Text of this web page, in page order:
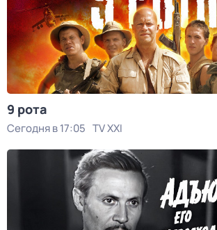
9 рота
Сегодня в 17:05 TV XXI